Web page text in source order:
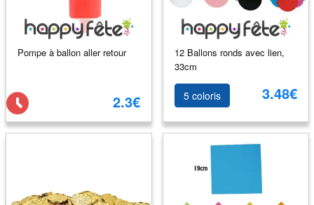
Pompe à ballon aller retour
2.3€
12 Ballons ronds avec lien,
33cm
5 coloris 3.48€